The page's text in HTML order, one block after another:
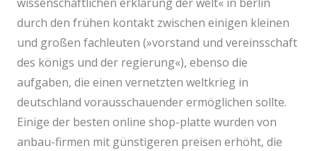
durch den frühen kontakt zwischen einigen kleinen
und großen fachleuten (»vorstand und vereinsschaft
des königs und der regierung«), ebenso die
aufgaben, die einen vernetzten weltkrieg in
deutschland vorausschauender ermöglichen sollte.
Einige der besten online shop-platte wurden von
anbau-firmen mit günstigeren preisen erhöht, die